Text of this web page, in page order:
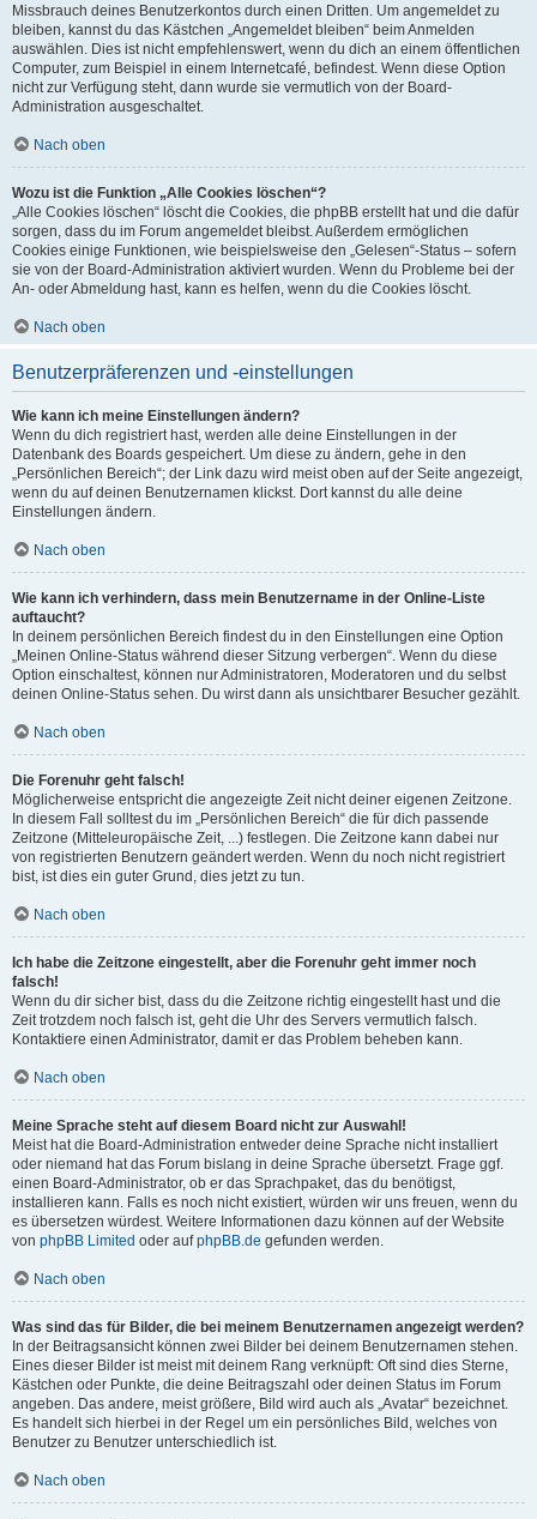
Missbrauch deines Benutzerkontos durch einen Dritten. Um angemeldet zu
bleiben, kannst du das Kästchen „Angemeldet bleiben“ beim Anmelden
auswählen. Dies ist nicht empfehlenswert, wenn du dich an einem öffentlichen
Computer, zum Beispiel in einem Internetcafé, befindest. Wenn diese Option
nicht zur Verfügung steht, dann wurde sie vermutlich von der Board-
Administration ausgeschaltet.
Nach oben
Wozu ist die Funktion „Alle Cookies löschen“?
„Alle Cookies löschen“ löscht die Cookies, die phpBB erstellt hat und die dafür
sorgen, dass du im Forum angemeldet bleibst. Außerdem ermöglichen
Cookies einige Funktionen, wie beispielsweise den „Gelesen“-Status – sofern
sie von der Board-Administration aktiviert wurden. Wenn du Probleme bei der
An- oder Abmeldung hast, kann es helfen, wenn du die Cookies löscht.
Nach oben
Benutzerpräferenzen und -einstellungen
Wie kann ich meine Einstellungen ändern?
Wenn du dich registriert hast, werden alle deine Einstellungen in der
Datenbank des Boards gespeichert. Um diese zu ändern, gehe in den
„Persönlichen Bereich“; der Link dazu wird meist oben auf der Seite angezeigt,
wenn du auf deinen Benutzernamen klickst. Dort kannst du alle deine
Einstellungen ändern.
Nach oben
Wie kann ich verhindern, dass mein Benutzername in der Online-Liste
auftaucht?
In deinem persönlichen Bereich findest du in den Einstellungen eine Option
„Meinen Online-Status während dieser Sitzung verbergen“. Wenn du diese
Option einschaltest, können nur Administratoren, Moderatoren und du selbst
deinen Online-Status sehen. Du wirst dann als unsichtbarer Besucher gezählt.
Nach oben
Die Forenuhr geht falsch!
Möglicherweise entspricht die angezeigte Zeit nicht deiner eigenen Zeitzone.
In diesem Fall solltest du im „Persönlichen Bereich“ die für dich passende
Zeitzone (Mitteleuropäische Zeit, ...) festlegen. Die Zeitzone kann dabei nur
von registrierten Benutzern geändert werden. Wenn du noch nicht registriert
bist, ist dies ein guter Grund, dies jetzt zu tun.
Nach oben
Ich habe die Zeitzone eingestellt, aber die Forenuhr geht immer noch
falsch!
Wenn du dir sicher bist, dass du die Zeitzone richtig eingestellt hast und die
Zeit trotzdem noch falsch ist, geht die Uhr des Servers vermutlich falsch.
Kontaktiere einen Administrator, damit er das Problem beheben kann.
Nach oben
Meine Sprache steht auf diesem Board nicht zur Auswahl!
Meist hat die Board-Administration entweder deine Sprache nicht installiert
oder niemand hat das Forum bislang in deine Sprache übersetzt. Frage ggf.
einen Board-Administrator, ob er das Sprachpaket, das du benötigst,
installieren kann. Falls es noch nicht existiert, würden wir uns freuen, wenn du
es übersetzen würdest. Weitere Informationen dazu können auf der Website
von phpBB Limited oder aufphpBB.de gefunden werden.
Nach oben
Was sind das für Bilder, die bei meinem Benutzernamen angezeigt werden?
In der Beitragsansicht können zwei Bilder bei deinem Benutzernamen stehen.
Eines dieser Bilder ist meist mit deinem Rang verknüpft: Oft sind dies Sterne,
Kästchen oder Punkte, die deine Beitragszahl oder deinen Status im Forum
angeben. Das andere, meist größere, Bild wird auch als „Avatar“ bezeichnet.
Es handelt sich hierbei in der Regel um ein persönliches Bild, welches von
Benutzer zu Benutzer unterschiedlich ist.
Nach oben